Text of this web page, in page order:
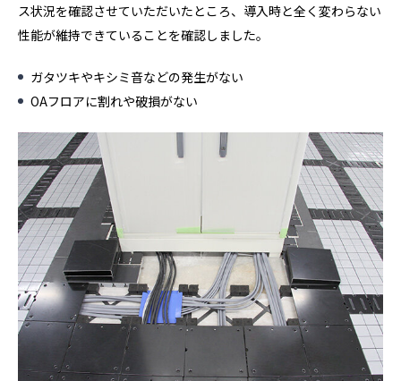
ス状況を確認させていただいたところ、導入時と全く変わらない
性能が維持できていることを確認しました。
ガタツキやキシミ音などの発生がない
OAフロアに割れや破損がない